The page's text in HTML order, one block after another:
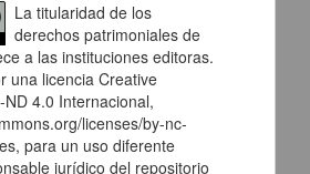
I. Madero en la que le solicita
La titularidad de los
derechos patrimoniales de
a las instituciones editoras.
una licencia Creative
ND 4.0 Internacional,
licenses/by-nc-
para un uso diferente
jurídico del repositorio